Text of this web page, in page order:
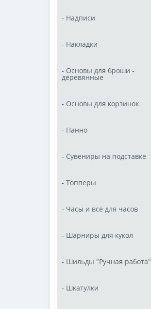
- Надписи
- Накладки
- Основы для броши -
деревянные
- Основы для корзинок
- Панно
- Сувениры на подставке
- Топперы
- Часы и всё для часов
- Шарниры для кукол
- Шильды "Ручная работа"
- Шкатулки